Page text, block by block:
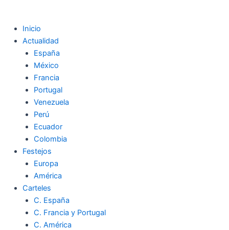
Inicio
Actualidad
España
México
Francia
Portugal
Venezuela
Perú
Ecuador
Colombia
Festejos
Europa
América
Carteles
C. España
C. Francia y Portugal
C. América